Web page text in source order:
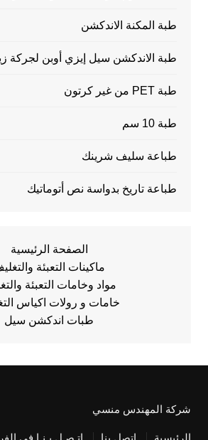
طبة المكنة الاندكشن
طبة الاندكشن سيل إيزي أوبن لجركة
طبة PET من غير كرتون
طبة 10 سم
طباعة سليف شرينك
طباعة تاريخ بدواسة نص أتوماتيك
الصفحة الرئيسية
ماكينات التعبئة
مواد وخامات التعبئة
خامات و رولات اكياس
طبات اندكشن سيل
شركة المهندس منسي
الرئيسية اتصل بنا اتـصـل بـنـا في